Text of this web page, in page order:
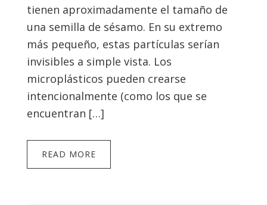
tienen aproximadamente el tamaño de
una semilla de sésamo. En su extremo
más pequeño, estas partículas serían
invisibles a simple vista. Los
microplásticos pueden crearse
intencionalmente (como los que se
encuentran […]
READ MORE